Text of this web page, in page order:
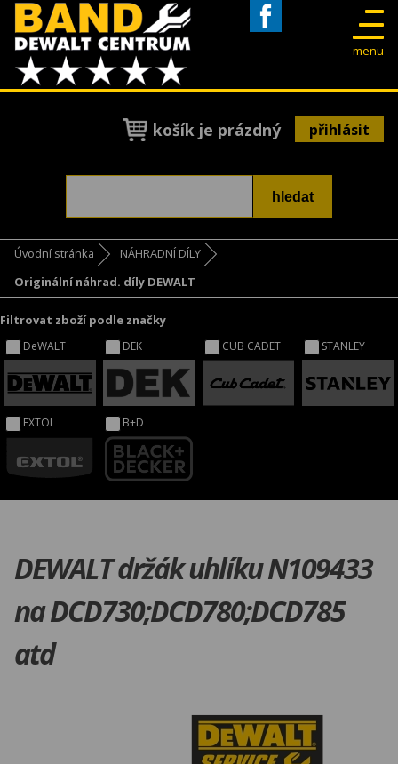
menu
košík je prázdný přihlásit
Úvodní stránka
NÁHRADNÍ DÍLY
Originální náhrad. díly DEWALT
Filtrovat zboží podle značky
DeWALT DEK CUB CADET STANLEY
EXTOL B+D
DEWALT držák uhlíku N109433
na DCD730;DCD780;DCD785
atd